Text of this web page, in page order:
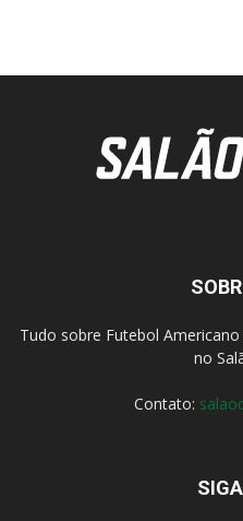
Tudo sobre Futebol
no
Contato: